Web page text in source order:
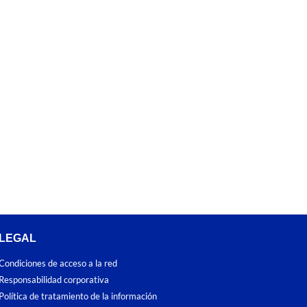
LEGAL
de acceso a la red
Responsabilidad corporativa
Política de tratamiento de la información